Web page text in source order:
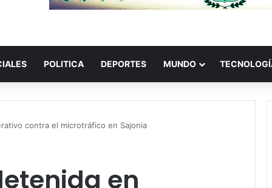
POLITICA DEPORTES MUNDO
contra el microtráfico en Sajonia
en